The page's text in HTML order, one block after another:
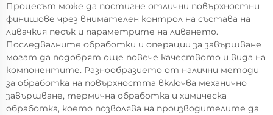
Процесът може да постигне отлични повърхностни
финишове чрез внимателен контрол на състава на
ливачкия песък и параметрите на ливането.
Последвалните обработки и операции за завършване
могат да подобрят още повече качеството и вида на
компонентите. Разнообразието от налични методи
за обработка на повърхността включва механично
завършване, термична обработка и химическа
обработка, което позволява на производителите да